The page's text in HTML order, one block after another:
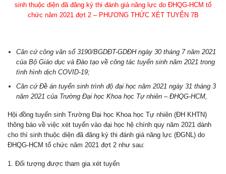
sinh thuộc diện đã đăng ký thi đánh giá năng lực do ĐHQG-HCM tổ
chức năm 2021 đợt 2–PHƯƠNG THỨC XÉT TUYỂN 7B
Căn cứcông văn số3190/BGDĐT-GDĐH ngày30tháng 7 năm
2021 của Bộ Giáo dục và Đào tạo về công tác tuyển sinh năm
2021 trong tình hình dịch COVID-19;
Căn cứ Đề án tuyển sinh trình độ đại học năm 2021 ngày 31
tháng 3 năm 2021 của Trường Đại học Khoa học Tự nhiên –
Hội đồng tuyển sinh Trường Đại học Khoa học Tự nhiên (ĐH KHTN)
thông báo về việc xét tuyển vào đại học hệ chính quy năm
2021dành cho thí sinh thuộc diện đã đăng ký thi đánh giá năng lực